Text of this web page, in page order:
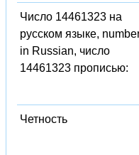
Число 14461323 на
русском языке,
in Russian, число
14461323 прописью:
Четность